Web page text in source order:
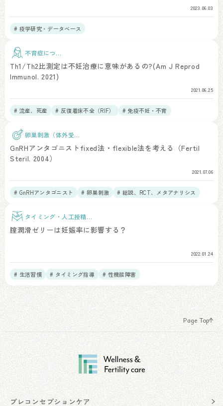
2023.06.03
# 疫学研究・データベース
不育症につい
Th1/Th2比測定は不妊治療に意味があるの?(Am J Reprod
Immunol. 2021)
2021.06.25
# 流産、死産 # 反復着床不全（RIF） # 免疫不妊・不育
卵巣刺激（体外受
GnRHアンタゴニストfixed法・flexible法を考える（Fertil
Steril. 2004）
2021.07.06
# GnRHアンタゴニスト # 卵巣刺激 # 総説、RCT、メタアナリシス
タイミング・人工授精治
腟潤滑ゼリーは妊娠率に影響する？
2022.01.24
# 生活習慣 # タイミング指導 # 性機能障害
Page Top
プレコンセプションケア